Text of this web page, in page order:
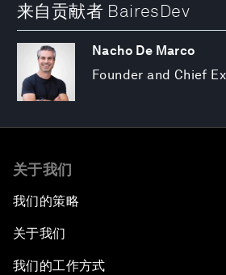
来自贡献者 BairesDev
Nacho De Marco
Founder and Chief
关于我们
我们的策略
关于我们
我们的工作方式